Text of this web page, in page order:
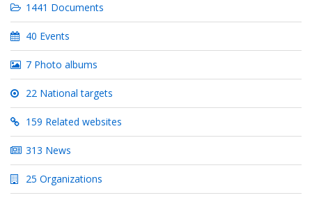
1441 Documents
40 Events
7 Photo albums
22 National targets
159 Related websites
313 News
25 Organizations